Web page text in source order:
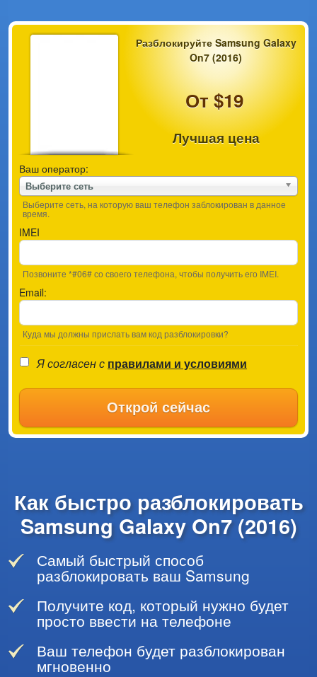
Разблокируйте Samsung Galaxy
On7 (2016)
От $19
Лучшая цена
Ваш оператор:
Выберите сеть
Выберите сеть, на которую ваш телефон заблокирован в данное
время.
IMEI
Позвоните *#06# со своего телефона, чтобы получить его IMEI.
Email:
Куда мы должны прислать вам код разблокировки?
Я согласен с правилами и условиями
Открой сейчас
Как быстро разблокировать
Samsung Galaxy On7 (2016)
Самый быстрый способ
разблокировать ваш Samsung
Получите код, который нужно будет
просто ввести на телефоне
Ваш телефон будет разблокирован
мгновенно